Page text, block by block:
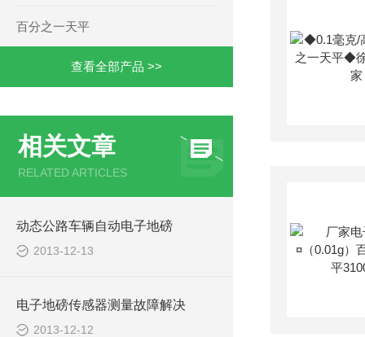
百分之一天平
查看全部产品 >>
相关文章
RELATED ARTICLES
动态公路车辆自动电子地磅
2013-12-13
电子地磅传感器测量故障解决
2013-12-12